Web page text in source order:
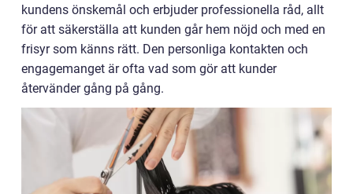
kundens önskemål och erbjuder professionella råd, allt
för att säkerställa att kunden går hem nöjd och med en
frisyr som känns rätt. Den personliga kontakten och
engagemanget är ofta vad som gör att kunder
återvänder gång på gång.